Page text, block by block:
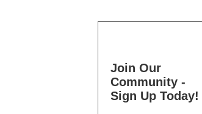
Join Our
Community -
Sign Up Today!